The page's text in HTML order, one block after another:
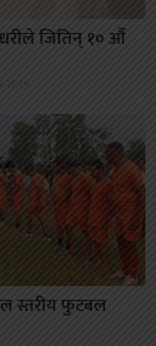
जितिन् १० औँ
२१:१४
स्तरीय फुटबल